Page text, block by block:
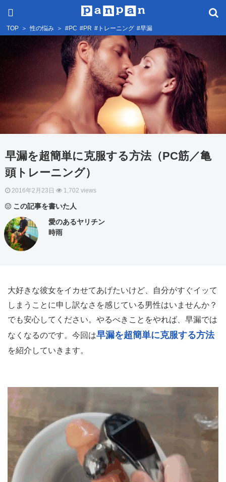
TOP ＞ 性の悩み ＞ #PC #PR #トレーニング #早漏
早漏を超簡単に克服する方法（PC筋／亀
頭トレーニング）
2016年2月23日 1,702 views
この記事を書いた人
愛のあるヤリチン
時雨
大好きな彼女をイカせてあげたいけど、自分がすぐイッて
しまうことに申し訳なさを感じている男性はいませんか？
でも安心してください。やるべきことをやれば、早漏では
なくなるのです。今回は早漏を超簡単に克服する方法
を紹介していきます。